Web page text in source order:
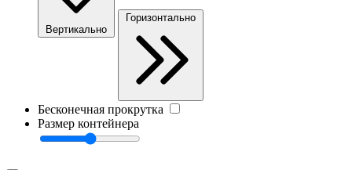
Вертикально
Горизонтально
Бесконечная прокрутка
Размер контейнера